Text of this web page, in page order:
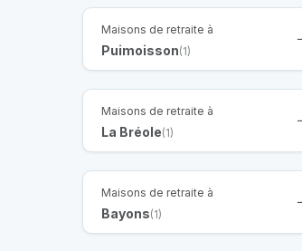
Maisons de retraite à
Puimoisson(1)
Maisons de retraite à
La Bréole(1)
Maisons de retraite à
Bayons(1)